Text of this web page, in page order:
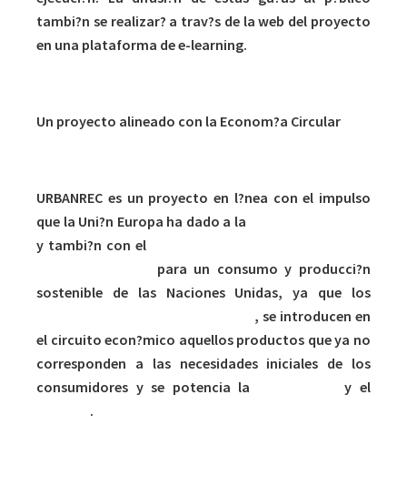
tambi?n se realizar? a trav?s de la web del proyecto
en una plataforma de e-learning.
Un proyecto alineado con la Econom?a Circular
URBANREC es un proyecto en l?nea con el impulso
que la Uni?n Europa ha dado a la
y tambi?n con el
para un consumo y producci?n
sostenible de las Naciones Unidas, ya que los
, se introducen en
el circuito econ?mico aquellos productos que ya no
corresponden a las necesidades iniciales de los
consumidores y se potencia la
y el
.